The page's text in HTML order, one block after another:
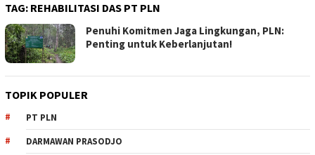
TAG: REHABILITASI DAS PT PLN
Penuhi Komitmen Jaga Lingkungan, PLN:
Penting untuk Keberlanjutan!
TOPIK POPULER
PT PLN
DARMAWAN PRASODJO